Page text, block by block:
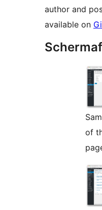
author and
available on
of